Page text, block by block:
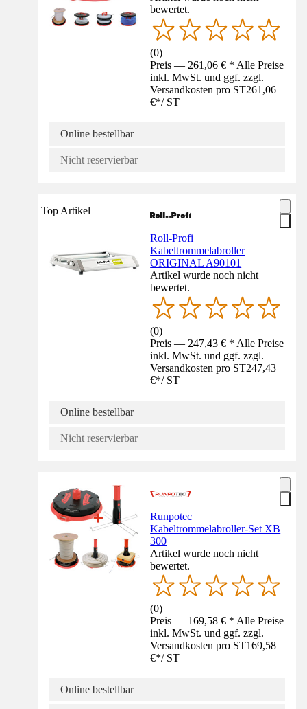
bewertet.
(0)
Preis — 261,06 € * Alle Preise
inkl. MwSt. und ggf. zzgl.
Versandkosten pro ST261,06
€*/ ST
Online bestellbar
Nicht reservierbar
Top Artikel
Roll-Profi
Kabeltrommelabroller
ORIGINAL A90101
Artikel wurde noch nicht
bewertet.
(0)
Preis — 247,43 € * Alle Preise
inkl. MwSt. und ggf. zzgl.
Versandkosten pro ST247,43
€*/ ST
Online bestellbar
Nicht reservierbar
Runpotec
Kabeltrommelabroller-Set XB
300
Artikel wurde noch nicht
bewertet.
(0)
Preis — 169,58 € * Alle Preise
inkl. MwSt. und ggf. zzgl.
Versandkosten pro ST169,58
€*/ ST
Online bestellbar